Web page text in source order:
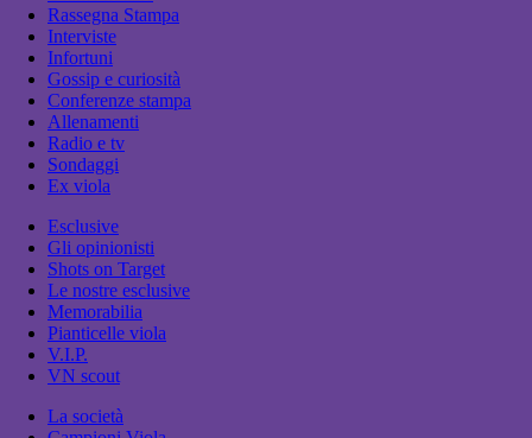
Rassegna Stampa
Interviste
Infortuni
Gossip e curiosità
Conferenze stampa
Allenamenti
Radio e tv
Sondaggi
Ex viola
Esclusive
Gli opinionisti
Shots on Target
Le nostre esclusive
Memorabilia
Pianticelle viola
V.I.P.
VN scout
La società